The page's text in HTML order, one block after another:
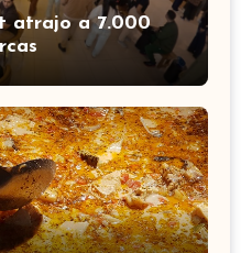
atrajo a 7.000